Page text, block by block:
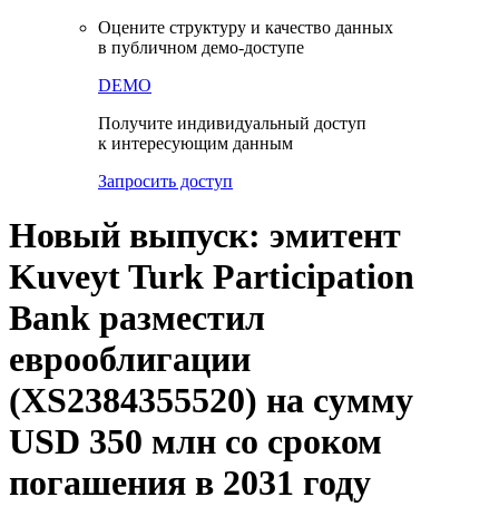
Оцените структуру и качество данных
в публичном демо-доступе
DEMO
Получите индивидуальный доступ
к интересующим данным
Запросить доступ
Новый выпуск: эмитент
Kuveyt Turk Participation
Bank разместил
еврооблигации
(XS2384355520) на сумму
USD 350 млн со сроком
погашения в 2031 году